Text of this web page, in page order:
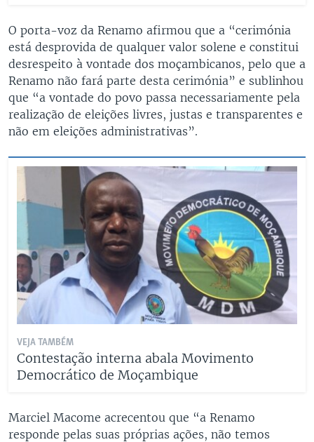
O porta-voz da Renamo afirmou que a “cerimónia
está desprovida de qualquer valor solene e constitui
desrespeito à vontade dos moçambicanos, pelo que a
Renamo não fará parte desta cerimónia” e sublinhou
que “a vontade do povo passa necessariamente pela
realização de eleições livres, justas e transparentes e
não em eleições administrativas”.
VEJA TAMBÉM
Contestação interna abala Movimento
Democrático de Moçambique
Marciel Macome acrecentou que “a Renamo
responde pelas suas próprias ações, não temos